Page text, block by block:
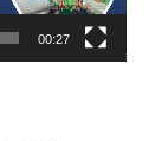
00:27